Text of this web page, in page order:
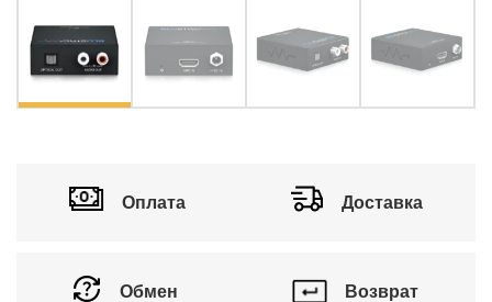
Оплата Доставка
Обмен Возврат